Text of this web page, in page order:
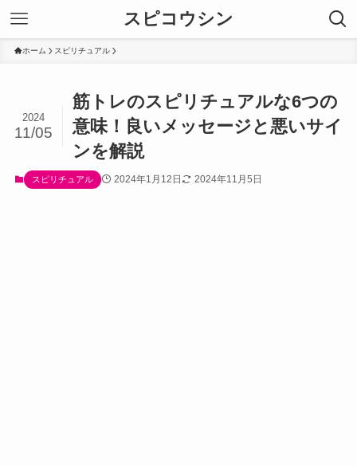
スピコウシン
ホーム スピリチュアル
筋トレのスピリチュアルな6つの
意味！良いメッセージと悪いサイ
ンを解説
2024
11/05
スピリチュアル 2024年1月12日 2024年11月5日